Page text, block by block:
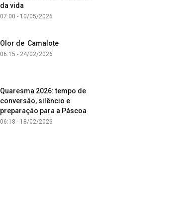
da vida
07:00 - 10/05/2026
Olor de Camalote
06:15 - 24/02/2026
Quaresma 2026: tempo de
conversão, silêncio e
preparação para a Páscoa
06:18 - 18/02/2026